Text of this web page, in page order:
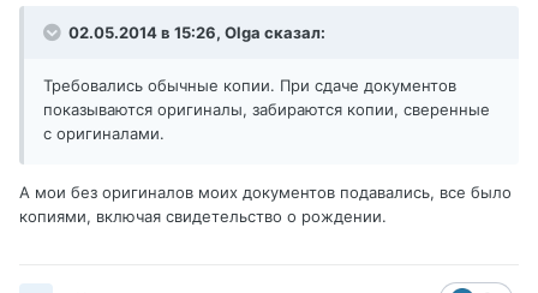
02.05.2014 в 15:26, Olga сказал:
Требовались обычные копии. При сдаче документов
показываются оригиналы, забираются копии, сверенные
с оригиналами.
А мои без оригиналов моих документов подавались, все было
копиями, включая свидетельство о рождении.